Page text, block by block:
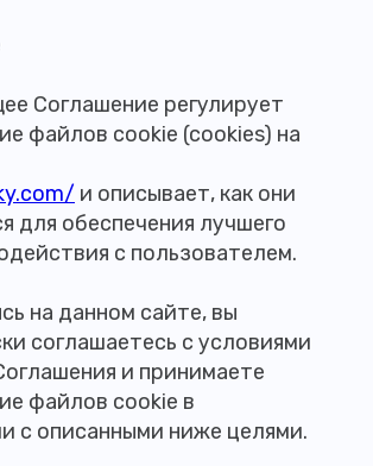
Соглашение регулирует
файлов cookie (cookies) на
и описывает, как они
для обеспечения лучшего
с пользователем.
на данном сайте, вы
соглашаетесь с условиями
и принимаете
файлов cookie в
с описанными ниже целями.